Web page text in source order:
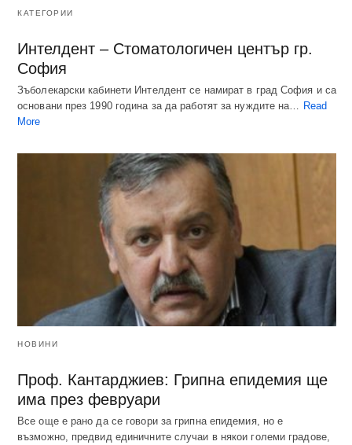
КАТЕГОРИИ
Интелдент – Стоматологичен център гр.
София
Зъболекарски кабинети Интелдент се намират в град София и са
основани през 1990 година за да работят за нуждите на… Read
More
НОВИНИ
Проф. Кантарджиев: Грипна епидемия ще
има през февруари
Все още е рано да се говори за грипна епидемия, но е
възможно, предвид единичните случаи в някои големи градове,